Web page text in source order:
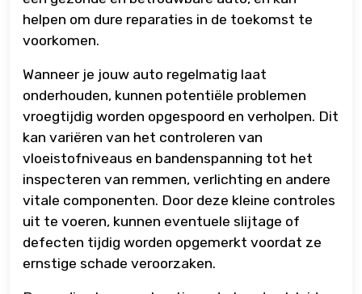
helpen om dure reparaties in de toekomst te
voorkomen.
Wanneer je jouw auto regelmatig laat
onderhouden, kunnen potentiële problemen
vroegtijdig worden opgespoord en verholpen. Dit
kan variëren van het controleren van
vloeistofniveaus en bandenspanning tot het
inspecteren van remmen, verlichting en andere
vitale componenten. Door deze kleine controles
uit te voeren, kunnen eventuele slijtage of
defecten tijdig worden opgemerkt voordat ze
ernstige schade veroorzaken.